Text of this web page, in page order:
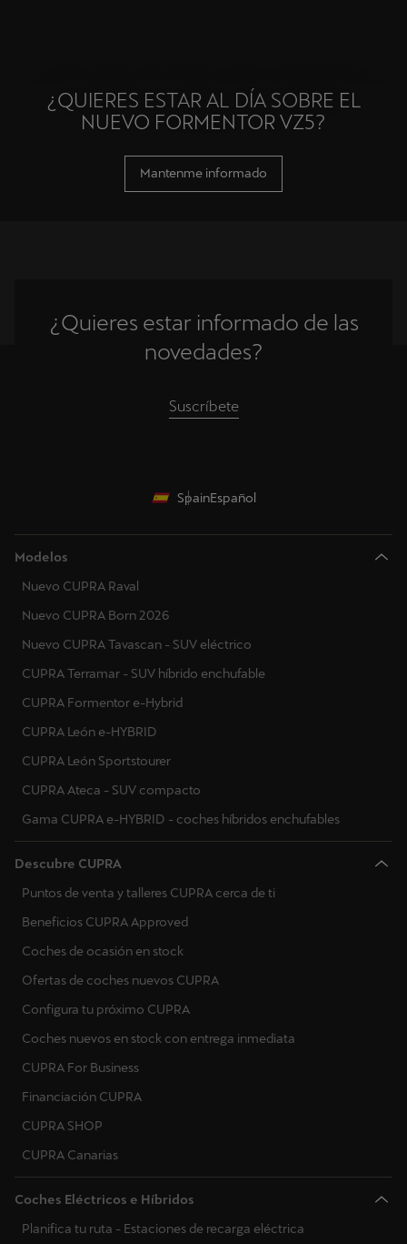
¿QUIERES ESTAR AL DÍA SOBRE EL
NUEVO FORMENTOR VZ5?
Mantenme informado
¿Quieres estar informado de las
novedades?
Suscríbete
SpainEspañol
Modelos
Nuevo CUPRA Raval
Nuevo CUPRA Born 2026
Nuevo CUPRA Tavascan - SUV eléctrico
CUPRA Terramar - SUV híbrido enchufable
CUPRA Formentor e-Hybrid
CUPRA León e-HYBRID
CUPRA León Sportstourer
CUPRA Ateca - SUV compacto
Gama CUPRA e-HYBRID - coches híbridos enchufables
Descubre CUPRA
Puntos de venta y talleres CUPRA cerca de ti
Beneficios CUPRA Approved
Coches de ocasión en stock
Ofertas de coches nuevos CUPRA
Configura tu próximo CUPRA
Coches nuevos en stock con entrega inmediata
CUPRA For Business
Financiación CUPRA
CUPRA SHOP
CUPRA Canarias
Coches Eléctricos e Híbridos
Planifica tu ruta - Estaciones de recarga eléctrica